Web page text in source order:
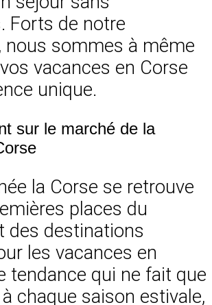
Forts de notre
nous sommes à même
vacances en Corse
unique.
sur le marché de la
la Corse se retrouve
places du
des destinations
les vacances en
tendance qui ne fait que
chaque saison estivale,